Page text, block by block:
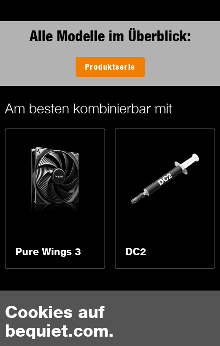
Cookies auf
bequiet.com.
Alle Modelle im Überblick:
Produktserie
Am besten kombinierbar mit
Pure Wings 3 DC2
Kontakt